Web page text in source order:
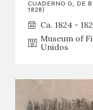
CUADERNO G, DE
1828)
Ca. 1824 -
Museum of
Unidos